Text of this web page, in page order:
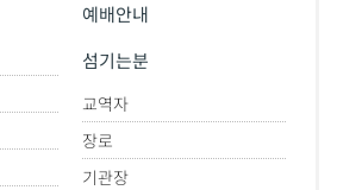
예배안내
섬기는분
교역자
장로
기관장